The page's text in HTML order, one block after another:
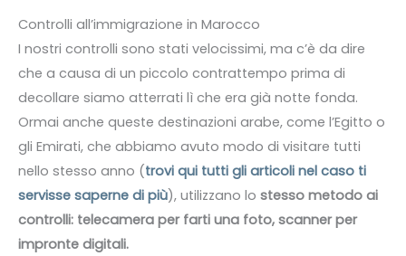
Controlli all’immigrazione in Marocco
I nostri controlli sono stati velocissimi, ma c’è da dire
che a causa di un piccolo contrattempo prima di
decollare siamo atterrati lì che era già notte fonda.
Ormai anche queste destinazioni arabe, come l’Egitto o
gli Emirati, che abbiamo avuto modo di visitare tutti
nello stesso anno (trovi qui tutti gli articoli nel caso ti
servisse saperne di più), utilizzano lo stesso metodo ai
controlli: telecamera per farti una foto, scanner per
impronte digitali.